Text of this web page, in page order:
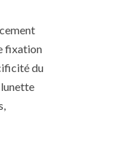
fixation
du